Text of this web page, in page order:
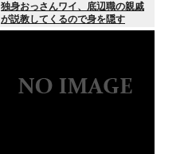
独身おっさんワイ、底辺職の親戚
が説教してくるので身を隠す